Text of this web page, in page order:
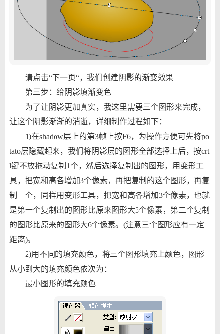
请点击“下一页“，我们创建阴影的渐变效果
第三步：给阴影填渐变色
为了让阴影更加真实，我这里需要三个图形来完成，
让这个阴影渐渐的消逝，详细制作过程如下：
1)在shadow层上的第3帧上按F6，为操作方便可先将po
tato层隐藏起来，我们将阴影层的图形全部选择上后，按crt
l键不放拖动复制1个，然后选择复制出的图形，用变形工
具，把宽和高各增加3个像素，再把复制的这个图形，再复
制一个，同样用变形工具，把宽和高各增加3个像素，也就
是第一个复制出的图形比原来图形大3个像素，第二个复制
的图形比原来的图形大6个像素。(注意三个图形应有一定
距离)。
2)用不同的填充颜色，将三个图形填充上颜色，图形
从小到大的填充颜色依次为：
最小图形的填充颜色